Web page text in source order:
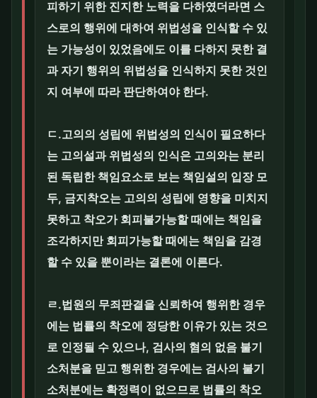
피하기 위한 진지한 노력을 다하였더라면 스
스로의 행위에 대하여 위법성을 인식할 수 있
는 가능성이 있었음에도 이를 다하지 못한 결
과 자기 행위의 위법성을 인식하지 못한 것인
지 여부에 따라 판단하여야 한다.
ㄷ.고의의 성립에 위법성의 인식이 필요하다
는 고의설과 위법성의 인식은 고의와는 분리
된 독립한 책임요소로 보는 책임설의 입장 모
두, 금지착오는 고의의 성립에 영향을 미치지
못하고 착오가 회피불가능할 때에는 책임을
조각하지만 회피가능할 때에는 책임을 감경
할 수 있을 뿐이라는 결론에 이른다.
ㄹ.법원의 무죄판결을 신뢰하여 행위한 경우
에는 법률의 착오에 정당한 이유가 있는 것으
로 인정될 수 있으나, 검사의 혐의 없음 불기
소처분을 믿고 행위한 경우에는 검사의 불기
소처분에는 확정력이 없으므로 법률의 착오